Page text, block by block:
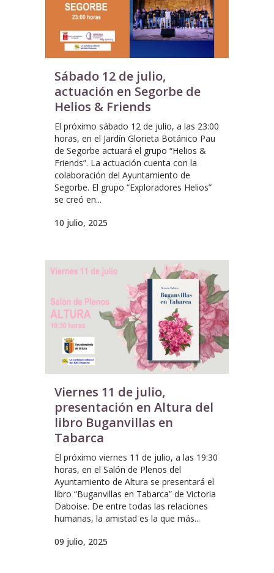
Sábado 12 de julio,
actuación en Segorbe de
Helios & Friends
El próximo sábado 12 de julio, a las 23:00
horas, en el Jardín Glorieta Botánico Pau
de Segorbe actuará el grupo “Helios &
Friends”. La actuación cuenta con la
colaboración del Ayuntamiento de
Segorbe. El grupo “Exploradores Helios”
se creó en...
10 julio, 2025
Viernes 11 de julio,
presentación en Altura del
libro Buganvillas en
Tabarca
El próximo viernes 11 de julio, a las 19:30
horas, en el Salón de Plenos del
Ayuntamiento de Altura se presentará el
libro “Buganvillas en Tabarca” de Victoria
Daboise. De entre todas las relaciones
humanas, la amistad es la que más...
09 julio, 2025